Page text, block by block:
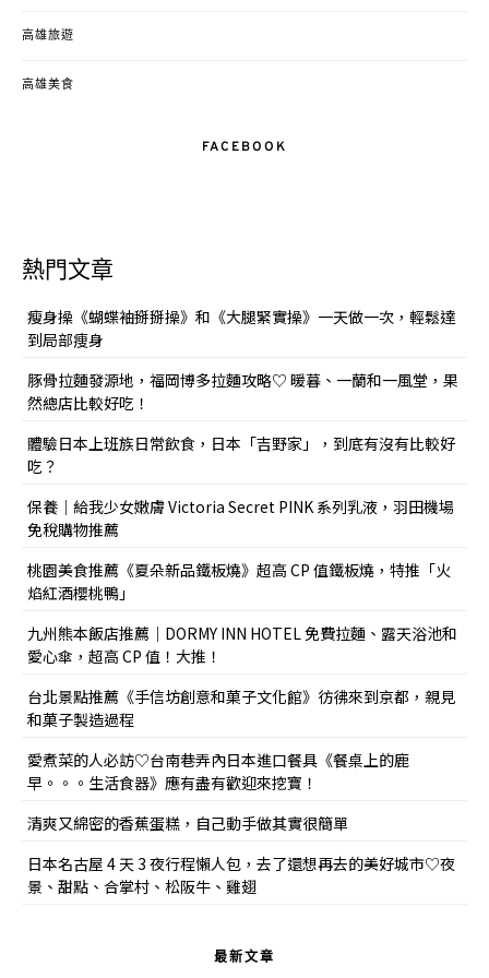
高雄旅遊
高雄美食
FACEBOOK
熱門文章
瘦身操《蝴蝶袖掰掰操》和《大腿緊實操》一天做一次，輕鬆達
到局部痩身
豚骨拉麵發源地，福岡博多拉麵攻略♡ 暖暮、一蘭和一風堂，果
然總店比較好吃！
體驗日本上班族日常飲食，日本「吉野家」，到底有沒有比較好
吃？
保養｜給我少女嫩膚 Victoria Secret PINK 系列乳液，羽田機場
免稅購物推薦
桃園美食推薦《夏朵新品鐵板燒》超高 CP 值鐵板燒，特推「火
焰紅酒櫻桃鴨」
九州熊本飯店推薦｜DORMY INN HOTEL 免費拉麵、露天浴池和
愛心傘，超高 CP 值！大推！
台北景點推薦《手信坊創意和菓子文化館》彷彿來到京都，親見
和菓子製造過程
愛煮菜的人必訪♡台南巷弄內日本進口餐具《餐桌上的鹿
早。。。生活食器》應有盡有歡迎來挖寶！
清爽又綿密的香蕉蛋糕，自己動手做其實很簡單
日本名古屋 4 天 3 夜行程懶人包，去了還想再去的美好城市♡夜
景、甜點、合掌村、松阪牛、雞翅
最新文章